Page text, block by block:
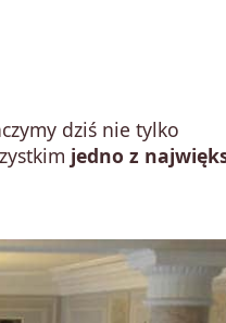
dziś nie tylko
jedno z